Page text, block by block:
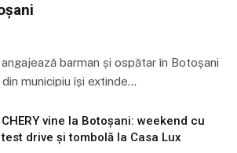
angajează barman și ospătar în Botoșani
municipiu își extinde…
CHERY vine la Botoșani: weekend cu
test drive și tombolă la Casa Lux